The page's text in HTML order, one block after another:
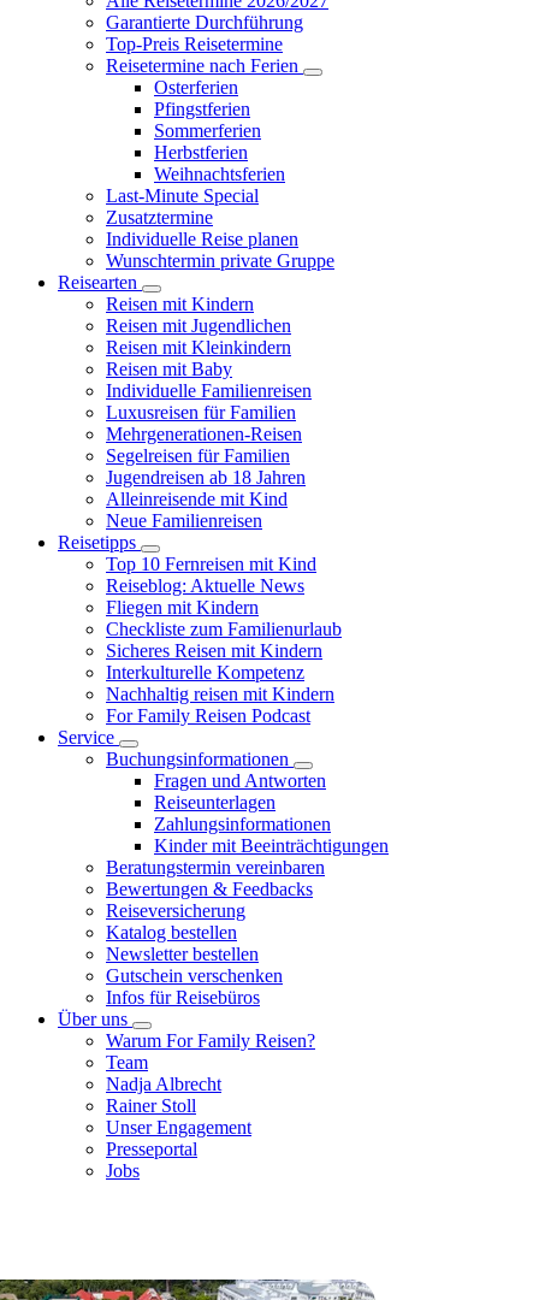
Garantierte Durchführung
Top-Preis Reisetermine
Reisetermine nach Ferien
Osterferien
Pfingstferien
Sommerferien
Herbstferien
Weihnachtsferien
Last-Minute Special
Zusatztermine
Individuelle Reise planen
Wunschtermin private Gruppe
Reisearten
Reisen mit Kindern
Reisen mit Jugendlichen
Reisen mit Kleinkindern
Reisen mit Baby
Individuelle Familienreisen
Luxusreisen für Familien
Mehrgenerationen-Reisen
Segelreisen für Familien
Jugendreisen ab 18 Jahren
Alleinreisende mit Kind
Neue Familienreisen
Reisetipps
Top 10 Fernreisen mit Kind
Reiseblog: Aktuelle News
Fliegen mit Kindern
Checkliste zum Familienurlaub
Sicheres Reisen mit Kindern
Interkulturelle Kompetenz
Nachhaltig reisen mit Kindern
For Family Reisen Podcast
Service
Buchungsinformationen
Fragen und Antworten
Reiseunterlagen
Zahlungsinformationen
Kinder mit Beeinträchtigungen
Beratungstermin vereinbaren
Bewertungen & Feedbacks
Reiseversicherung
Katalog bestellen
Newsletter bestellen
Gutschein verschenken
Infos für Reisebüros
Über uns
Warum For Family Reisen?
Team
Nadja Albrecht
Rainer Stoll
Unser Engagement
Presseportal
Jobs